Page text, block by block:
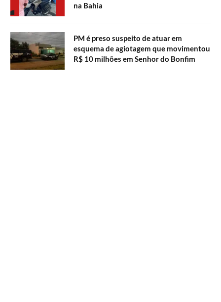
na Bahia
PM é preso suspeito de atuar em
esquema de agiotagem que movimentou
R$ 10 milhões em Senhor do Bonfim